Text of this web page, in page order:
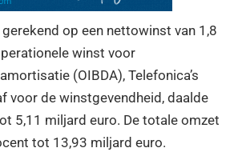
op een nettowinst van 1,8
winst voor
(OIBDA), Telefonica’s
voor de winstgevendheid, daalde
5,11 miljard euro. De totale omzet
tot 13,93 miljard euro.